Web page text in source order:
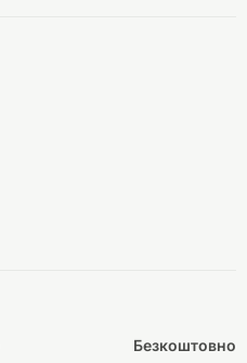
Безкоштовно